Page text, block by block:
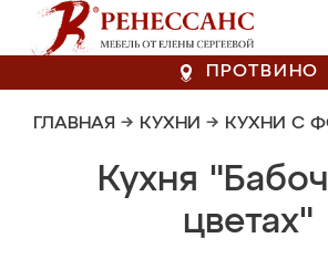
ПРОТВИНО
ГЛАВНАЯ → КУХНИ → КУХНИ С
Кухня
цветах"